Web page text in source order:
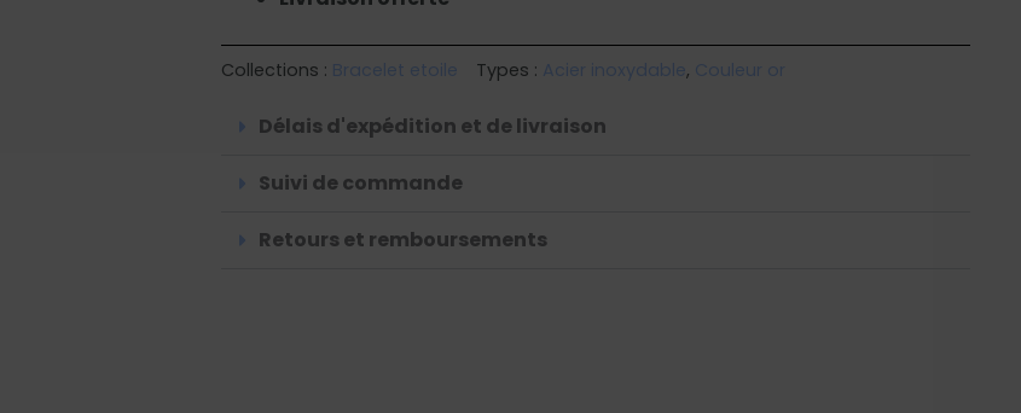
Collections : Bracelet etoile Types : Acier inoxydable, Couleur or
Délais d'expédition et de livraison
Suivi de commande
Retours et remboursements